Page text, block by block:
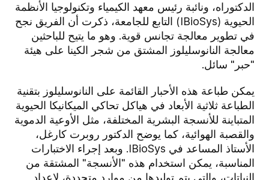
الدكتوراه، ونائبة رئيس معهد الكيمياء وتكنولوجيا الأنظمة
الحيوية (IBioSys) التابع للجامعة، ذكرت أن الفريق نجح
في تطوير معالجة تجانس قوية. وهو ما يتيح للباحثين
معالجة النانوسليلوز المشتق من شجر الكينا على هيئة
"حبر" سائل.
يمكن طباعة هذه الأحبار القائمة على النانوسليلوز بتقنية
الطباعة ثلاثية الأبعاد في هياكل تحاكي الميكانيكا الحيوية
المتباينة للأنسجة البشرية المختلفة، مثل الأوعية الدموية
والقصبة الهوائية، كما يوضح الدكتور روبرت كارغل،
الأستاذ المساعد في IBioSys. وبعد إجراء الاختبارات
المناسبة، يمكن استخدام هذه "الأنسجة" المشتقة من
النباتات، والتي يتم توليدها من موارد متجددة، لإعداد